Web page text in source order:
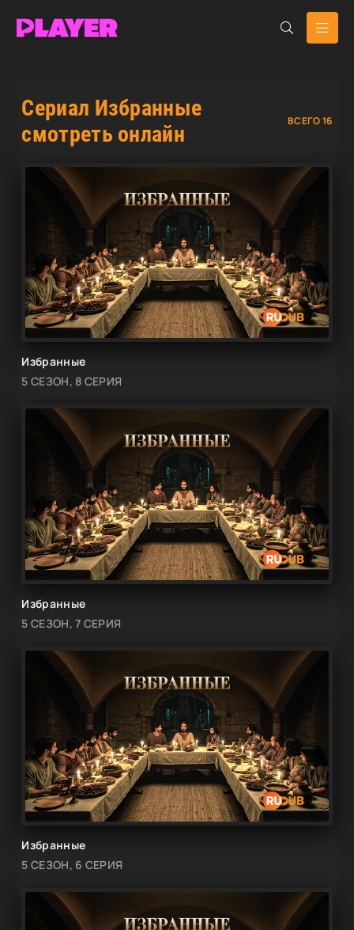
Сериал Избранные
смотреть онлайн
ВСЕГО 16
Избранные
5 СЕЗОН, 8 СЕРИЯ
Избранные
5 СЕЗОН, 7 СЕРИЯ
Избранные
5 СЕЗОН, 6 СЕРИЯ